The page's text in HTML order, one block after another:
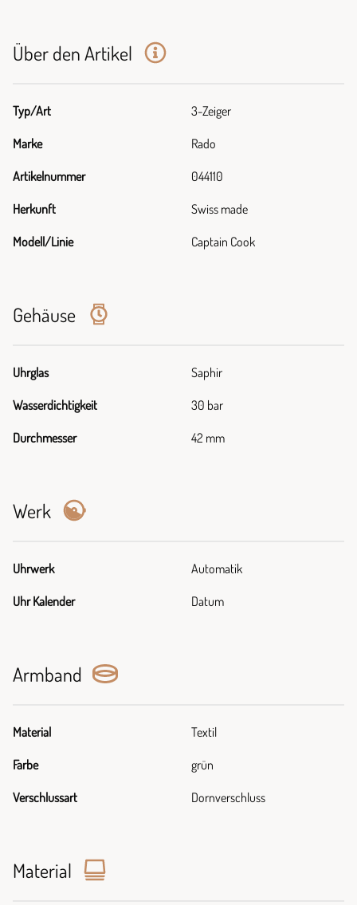
Über den Artikel
Typ/Art 3-Zeiger
Marke Rado
Artikelnummer 044110
Herkunft Swiss made
Modell/Linie Captain Cook
Gehäuse
Uhrglas Saphir
Wasserdichtigkeit 30 bar
Durchmesser 42 mm
Werk
Uhrwerk Automatik
Uhr Kalender Datum
Armband
Material Textil
Farbe grün
Verschlussart Dornverschluss
Material